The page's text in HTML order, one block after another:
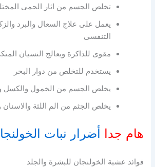
تخلص الجسم من اثار الحمى
يعمل على علاج السعال والبرد
التنفسى
مقوى للذاكرة ويعالج النسيان
يستخدم للتخلص من دوار البحر
يخلص الجسم من الخمول والكسل
يخلص الجثم من الم اللثة والاسنان
هام جدا أضرار نبات
فوائد عشبة الخولنجان للبشرة والجلد